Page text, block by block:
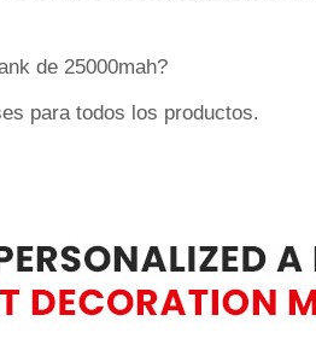
de 25000mah?
para todos los productos.